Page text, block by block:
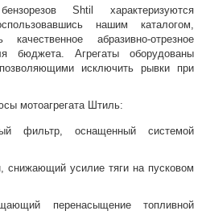
Shtil характеризуются
нашим каталогом,
абразивно-отрезное
бюджета. Агрегаты оборудованы
исключить рывки при
мотоагрегата Штиль:
фильтр, оснащенный системой
снижающий усилие тяги на пусковом
перенасыщение топливной